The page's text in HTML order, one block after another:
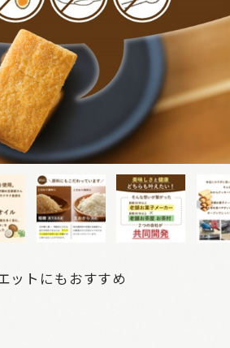
トにもおすすめ